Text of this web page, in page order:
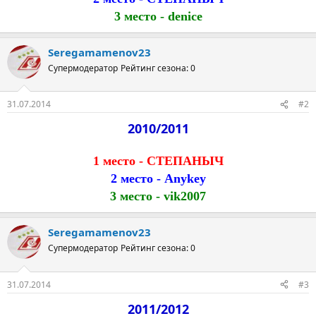
3 место - denice
Seregamamenov23
Супермодератор Рейтинг сезона: 0
31.07.2014 #2
2010/2011
1 место - СТЕПАНЫЧ
2 место - Anykey
3 место - vik2007
Seregamamenov23
Супермодератор Рейтинг сезона: 0
31.07.2014 #3
2011/2012